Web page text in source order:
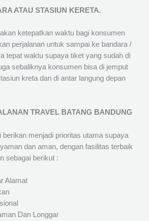
ATAU STASIUN KERETA.
ketepatkan waktu bagi konsumen
perjalanan untuk sampai ke bandara /
tepat waktu supaya tiket yang sudah di
sebaliknya konsumen bisa di jemput
kreta dan di antar langung depan
TRAVEL BATANG BANDUNG
berikan menjadi prioritas utama supaya
dan aman, dengan fasilitas terbaik
sebagai berikut :
Alamat
Dan Longgar